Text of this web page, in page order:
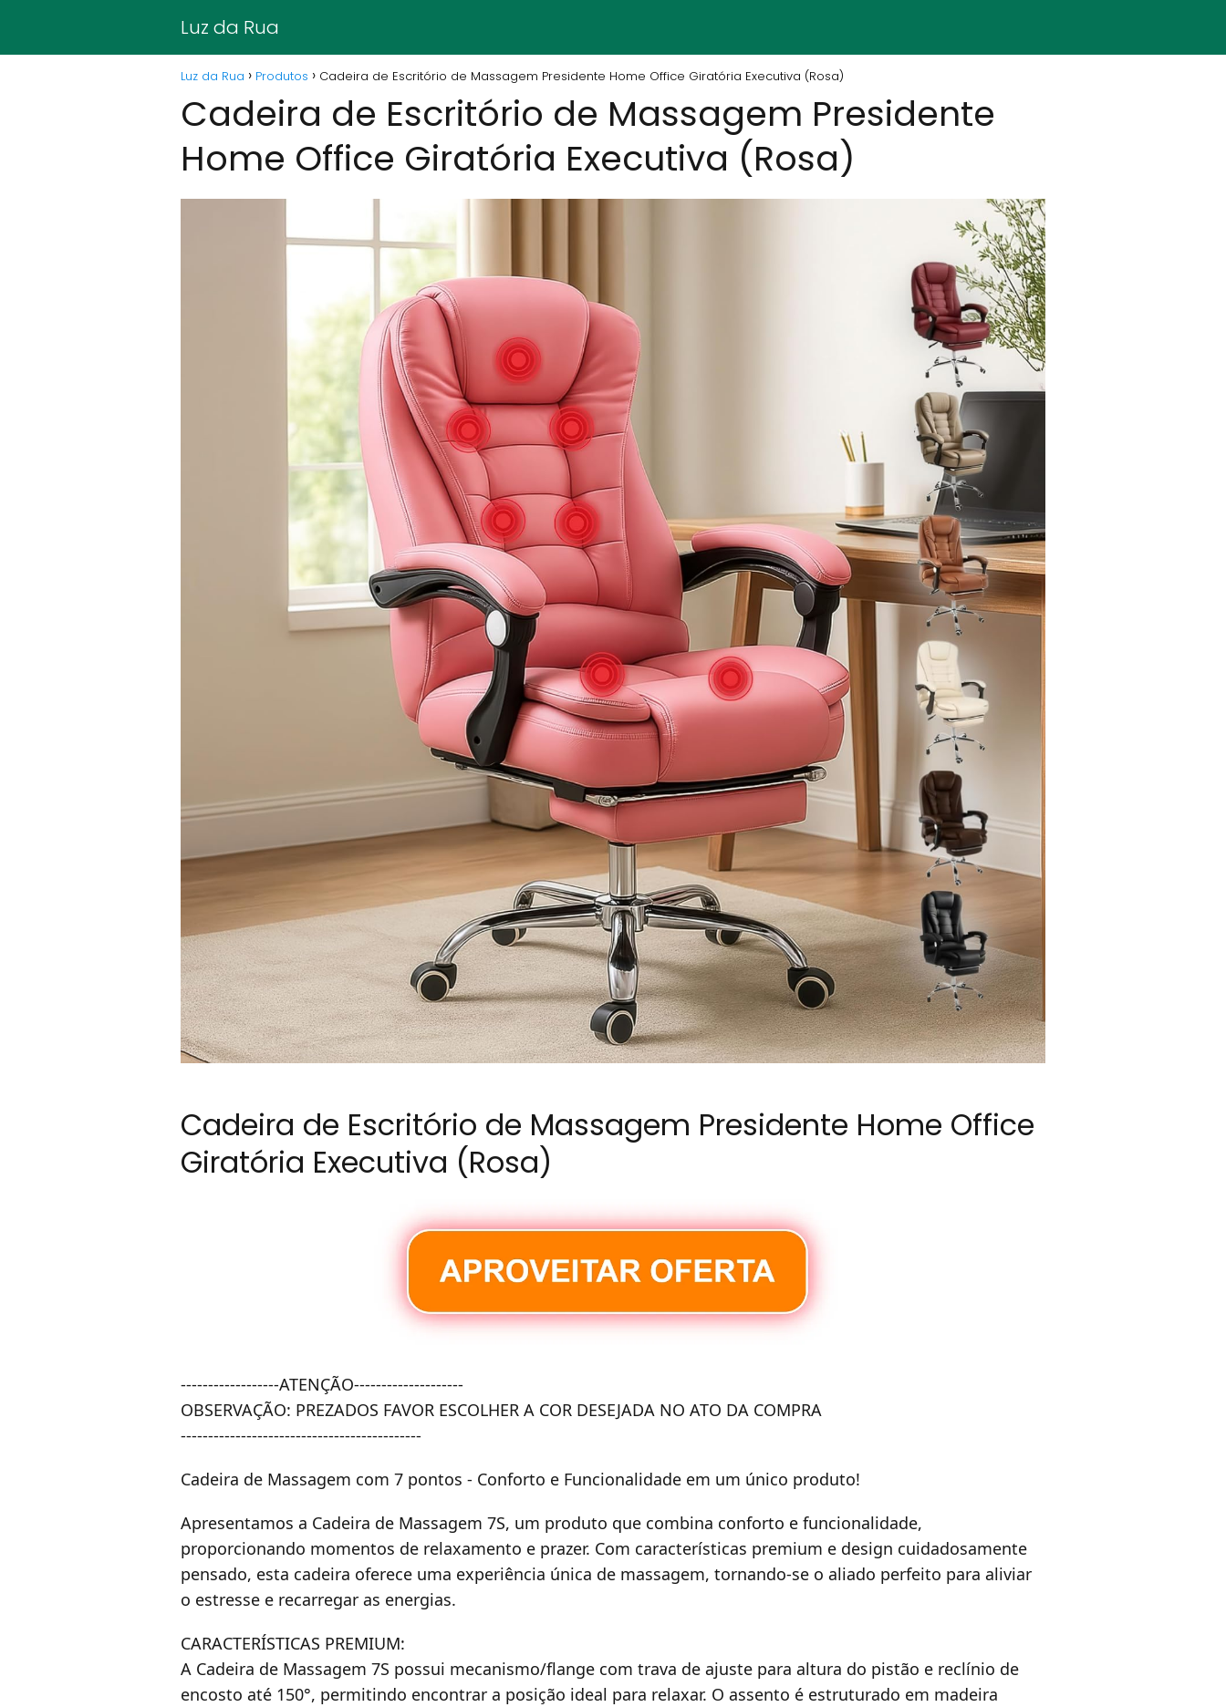
Luz da Rua
Luz da Rua Produtos Cadeira de Escritório de Massagem Presidente Home Office Giratória Executiva (Rosa)
Cadeira de Escritório de Massagem Presidente
Home Office Giratória Executiva (Rosa)
Cadeira de Escritório de Massagem Presidente Home Office
Giratória Executiva (Rosa)
------------------ATENÇÃO--------------------
OBSERVAÇÃO: PREZADOS FAVOR ESCOLHER A COR DESEJADA NO ATO DA COMPRA
--------------------------------------------
Cadeira de Massagem com 7 pontos - Conforto e Funcionalidade em um único produto!
Apresentamos a Cadeira de Massagem 7S, um produto que combina conforto e funcionalidade,
proporcionando momentos de relaxamento e prazer. Com características premium e design cuidadosamente
pensado, esta cadeira oferece uma experiência única de massagem, tornando-se o aliado perfeito para aliviar
o estresse e recarregar as energias.
CARACTERÍSTICAS PREMIUM:
A Cadeira de Massagem 7S possui mecanismo/flange com trava de ajuste para altura do pistão e reclínio de
encosto até 150°, permitindo encontrar a posição ideal para relaxar. O assento é estruturado em madeira